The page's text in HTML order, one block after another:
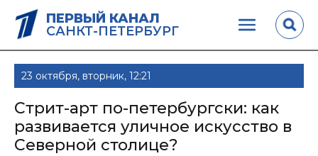
ПЕРВЫЙ КАНАЛ
САНКТ-ПЕТЕРБУРГ
23 октября, вторник, 12:21
Стрит-арт по-петербургски: как
развивается уличное искусство в
Северной столице?